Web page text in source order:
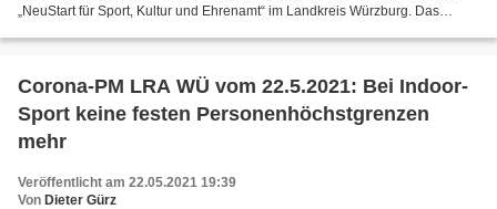
„NeuStart für Sport, Kultur und Ehrenamt“ im Landkreis Würzburg. Das
Corona-PM LRA WÜ vom 22.5.2021: Bei Indoor-
Sport keine festen Personenhöchstgrenzen
mehr
Veröffentlicht am 22.05.2021 19:39
Von Dieter Gürz